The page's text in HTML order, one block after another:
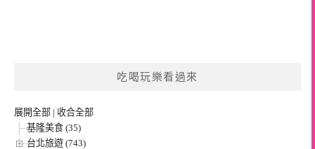
吃喝玩樂看過來
展開全部 | 收合全部
基隆美食 (35)
台北旅遊 (743)